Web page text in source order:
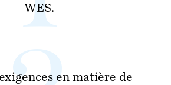
WES.
en matière de